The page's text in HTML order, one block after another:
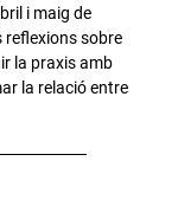
i maig de
sobre
la praxis amb
la relació entre